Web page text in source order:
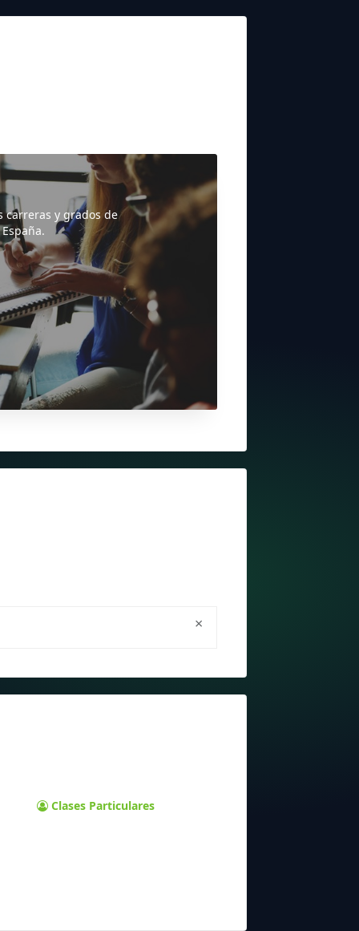
carreras y grados de
×
Clases Particulares